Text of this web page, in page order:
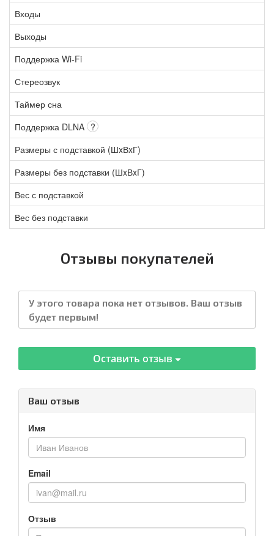
Входы
Выходы
Поддержка Wi-Fi
Стереозвук
Таймер сна
Поддержка DLNA ?
Размеры с подставкой (ШxВxГ)
Размеры без подставки (ШxВxГ)
Вес с подставкой
Вес без подставки
Отзывы покупателей
У этого товара пока нет отзывов. Ваш отзыв
будет первым!
Оставить отзыв
Ваш отзыв
Имя
Email
Отзыв